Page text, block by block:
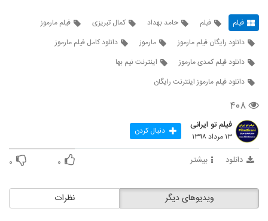
فیلم فیلم حامد بهداد کمال تبریزی
فیلم مارموز
دانلود رایگان فیلم مارموز
مارموز
دانلود کامل فیلم مارموز
دانلود فیلم کمدی مارموز
اینترنت نیم بها
دانلود فیلم مارموز اینترنت رایگان
۴۰۸
فیلم تو ایرانی
۱۳ مرداد ۱۳۹۸ دنبال کردن
دانلود بیشتر ۰ ۰
نظرات ویدیوهای دیگر